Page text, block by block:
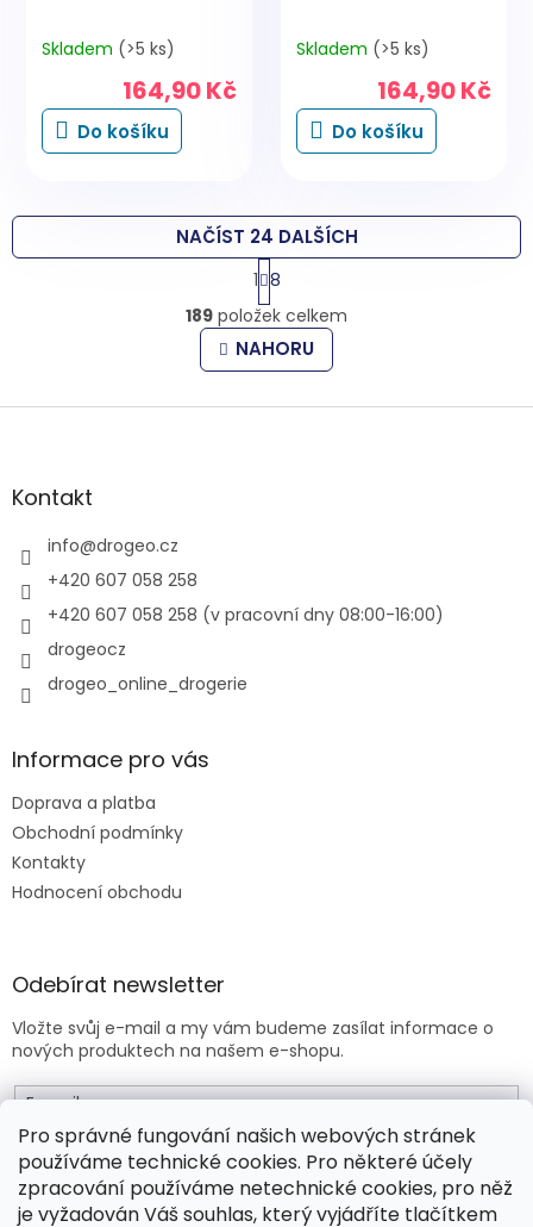
Pro správné fungování našich webových stránek
používáme technické cookies. Pro některé účely
zpracování používáme netechnické cookies, pro něž
je vyžadován Váš souhlas, který vyjádříte tlačítkem
Skladem (>5 ks)
164,90 Kč
Do košíku
Skladem (>5 ks)
164,90 Kč
Do košíku
O
v
l
á
a
ý
NAČÍST 24 DALŠÍCH
S
t
r
á
n
k
v
1 8
189 položek celkem
NAHORU
Z
aKontakt
info@drogeo.cz
+420 607 058 258
+420 607 058 258 (v pracovní dny 08:00-16:00)
drogeocz
drogeo_online_drogerie
Informace pro vás
Doprava a platba
Obchodní podmínky
Kontakty
Hodnocení obchodu
Odebírat newsletter
Vložte svůj e-mail a my vám budeme zasílat informace o
nových produktech na našem e-shopu.
E-mail
Vložením e-mailu souhlasíte sobchodními podmínkami .